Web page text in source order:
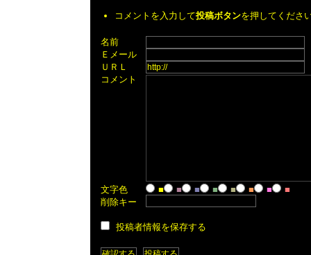
コメントを入力して投稿ボタンを押してくださ
名前
Ｅメール
ＵＲＬ
コメント
文字色 ■ ■ ■ ■ ■ ■ ■
■
削除キー
投稿者情報を保存する